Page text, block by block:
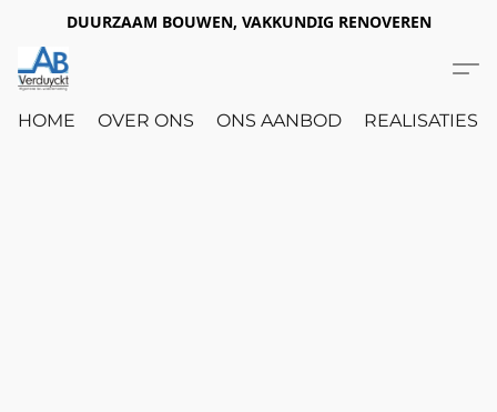
DUURZAAM BOUWEN, VAKKUNDIG RENOVEREN
HOME OVER ONS ONS AANBOD REALISATIES